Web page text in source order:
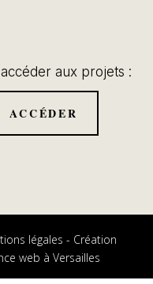
aux projets :
légales - Création
web à Versailles